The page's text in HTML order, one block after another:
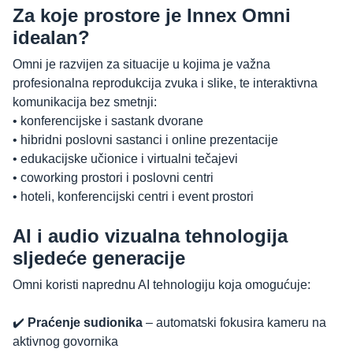
Za koje prostore je Innex Omni
idealan?
Omni je razvijen za situacije u kojima je važna
profesionalna reprodukcija zvuka i slike, te interaktivna
komunikacija bez smetnji:
• konferencijske i sastank dvorane
• hibridni poslovni sastanci i online prezentacije
• edukacijske učionice i virtualni tečajevi
• coworking prostori i poslovni centri
• hoteli, konferencijski centri i event prostori
AI i audio vizualna tehnologija
sljedeće generacije
Omni koristi naprednu AI tehnologiju koja omogućuje:
✔️ Praćenje sudionika – automatski fokusira kameru na
aktivnog govornika